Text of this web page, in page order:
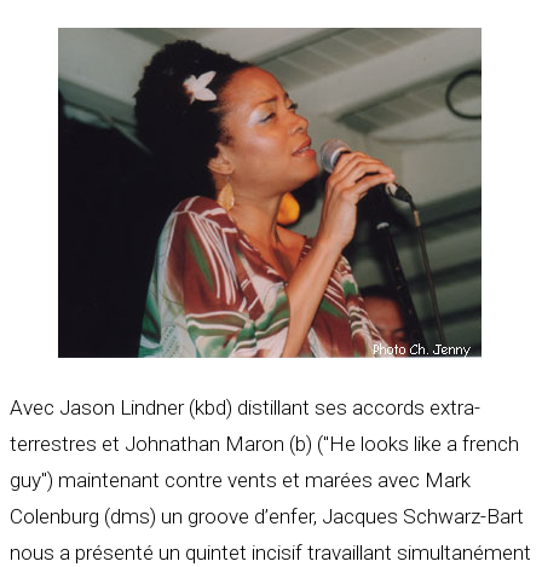
Avec Jason Lindner (kbd) distillant ses accords extra-
terrestres et Johnathan Maron (b) ("He looks like a french
guy") maintenant contre vents et marées avec Mark
Colenburg (dms) un groove d’enfer, Jacques Schwarz-Bart
nous a présenté un quintet incisif travaillant simultanément